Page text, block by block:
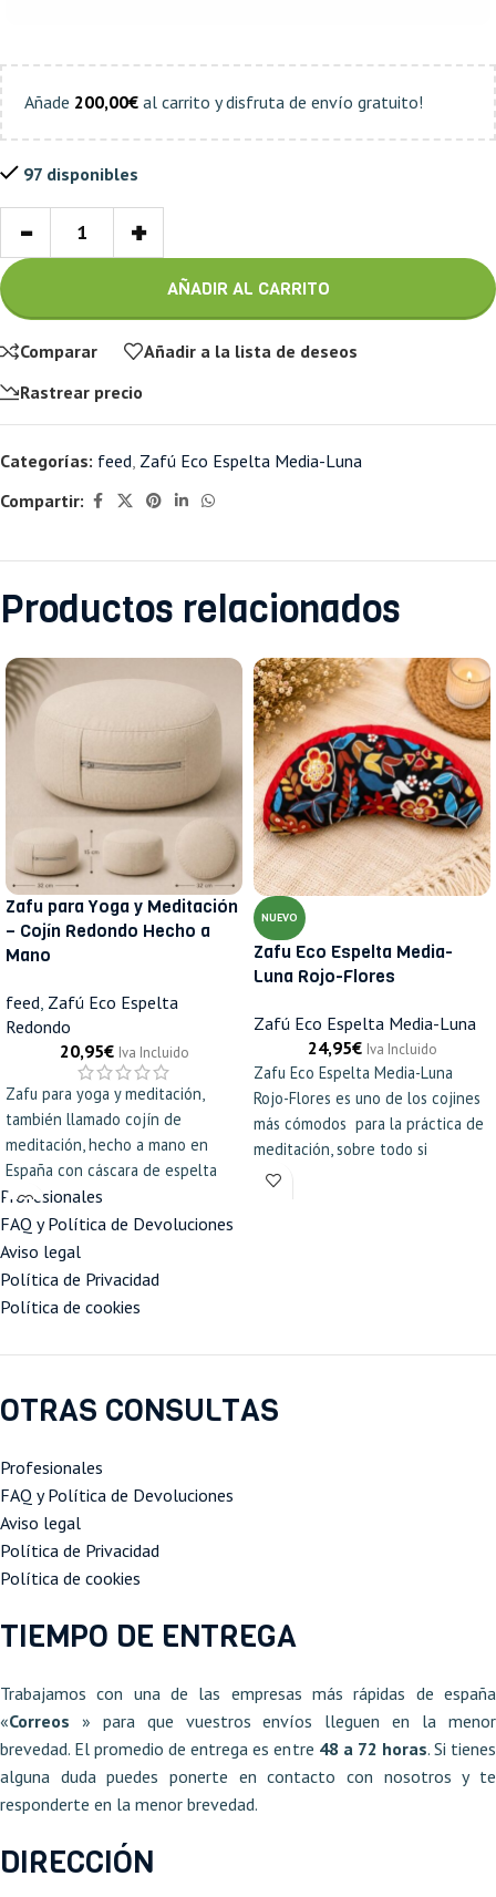
Añade 200,00€ al carrito y disfruta de envío gratuito!
97 disponibles
- +
AÑADIR AL CARRITO
Comparar
Añadir a la lista de deseos
Rastrear precio
Categorías: feed Zafú Eco Espelta Media-Luna
Compartir:
Productos relacionados
Zafu para Yoga y Meditación
– Cojín Redondo Hecho a
Mano
feed Zafú Eco Espelta
Redondo
20,95€ Iva Incluido
Zafu para yoga y meditación,
también llamado cojín de
meditación, hecho a mano en
España con cáscara de espelta
ecológica. El cojín de yoga más
tradicional para meditar cómodo:
eleva las caderas, alinea la
columna y alivia la presión en
rodillas y lumbar. Disponible en 8
NUEVO
Zafu Eco Espelta Media-
Luna Rojo-Flores
Zafú Eco Espelta Media-Luna
24,95€ Iva Incluido
Zafu Eco Espelta Media-Luna
Rojo-Flores es uno de los cojines
más cómodos para la práctica de
meditación, sobre todo si
practicas postura con piernas
Profesionales
FAQ y Política de Devoluciones
Aviso legal
Política de Privacidad
Política de cookies
OTRAS CONSULTAS
Profesionales
FAQ y Política de Devoluciones
Aviso legal
Política de Privacidad
Política de cookies
TIEMPO DE ENTREGA
Trabajamos con una de las empresas más rápidas de españa
«Correos » para que vuestros envíos lleguen en la menor
brevedad. El promedio de entrega es entre 48 a 72 horas. Si tienes
alguna duda puedes ponerte en contacto con nosotros y te
responderte en la menor brevedad.
DIRECCIÓN